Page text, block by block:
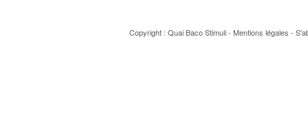
Copyright : Quai BacoStimuli- Mentions légales -